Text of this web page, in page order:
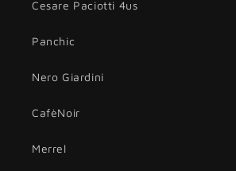
Cesare Paciotti 4us
Panchic
Nero Giardini
CafèNoir
Merrel